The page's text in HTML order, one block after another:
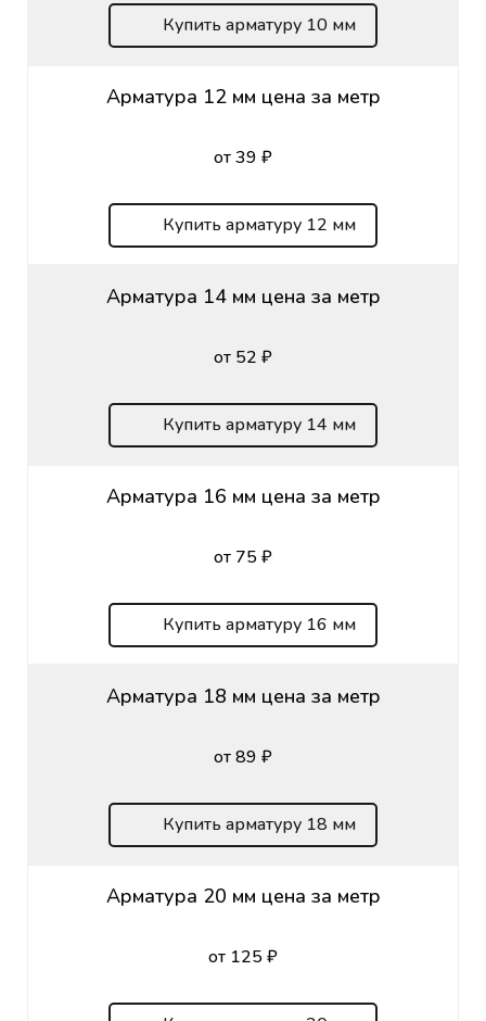
Купить арматуру 10 мм
Арматура 12 мм цена за метр
от 39 ₽
Купить арматуру 12 мм
Арматура 14 мм цена за метр
от 52 ₽
Купить арматуру 14 мм
Арматура 16 мм цена за метр
от 75 ₽
Купить арматуру 16 мм
Арматура 18 мм цена за метр
от 89 ₽
Купить арматуру 18 мм
Арматура 20 мм цена за метр
от 125 ₽